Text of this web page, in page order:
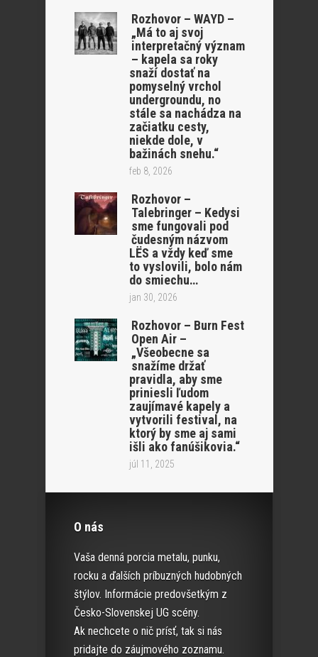
Rozhovor – WAYD –
„Má to aj svoj
interpretačný význam
– kapela sa roky
snaží dostať na
pomyselný vrchol
undergroundu, no
stále sa nachádza na
začiatku cesty,
niekde dole, v
bažinách snehu.“
feb 8, 2026
Rozhovor –
Talebringer – Kedysi
sme fungovali pod
čudesným názvom
LËS a vždy keď sme
to vyslovili, bolo nám
do smiechu…
jan 30, 2026
Rozhovor – Burn Fest
Open Air –
„Všeobecne sa
snažíme držať
pravidla, aby sme
priniesli ľudom
zaujímavé kapely a
vytvorili festival, na
ktorý by sme aj sami
išli ako fanúšikovia.“
júl 11, 2025
O nás
Vaša denná porcia metalu, punku,
rocku a ďalších príbuzných hudobných
štýlov. Informácie predovšetkým z
Česko-Slovenskej UG scény.
Ak nechcete o nič prísť, tak si nás
pridajte do záujmového zoznamu.